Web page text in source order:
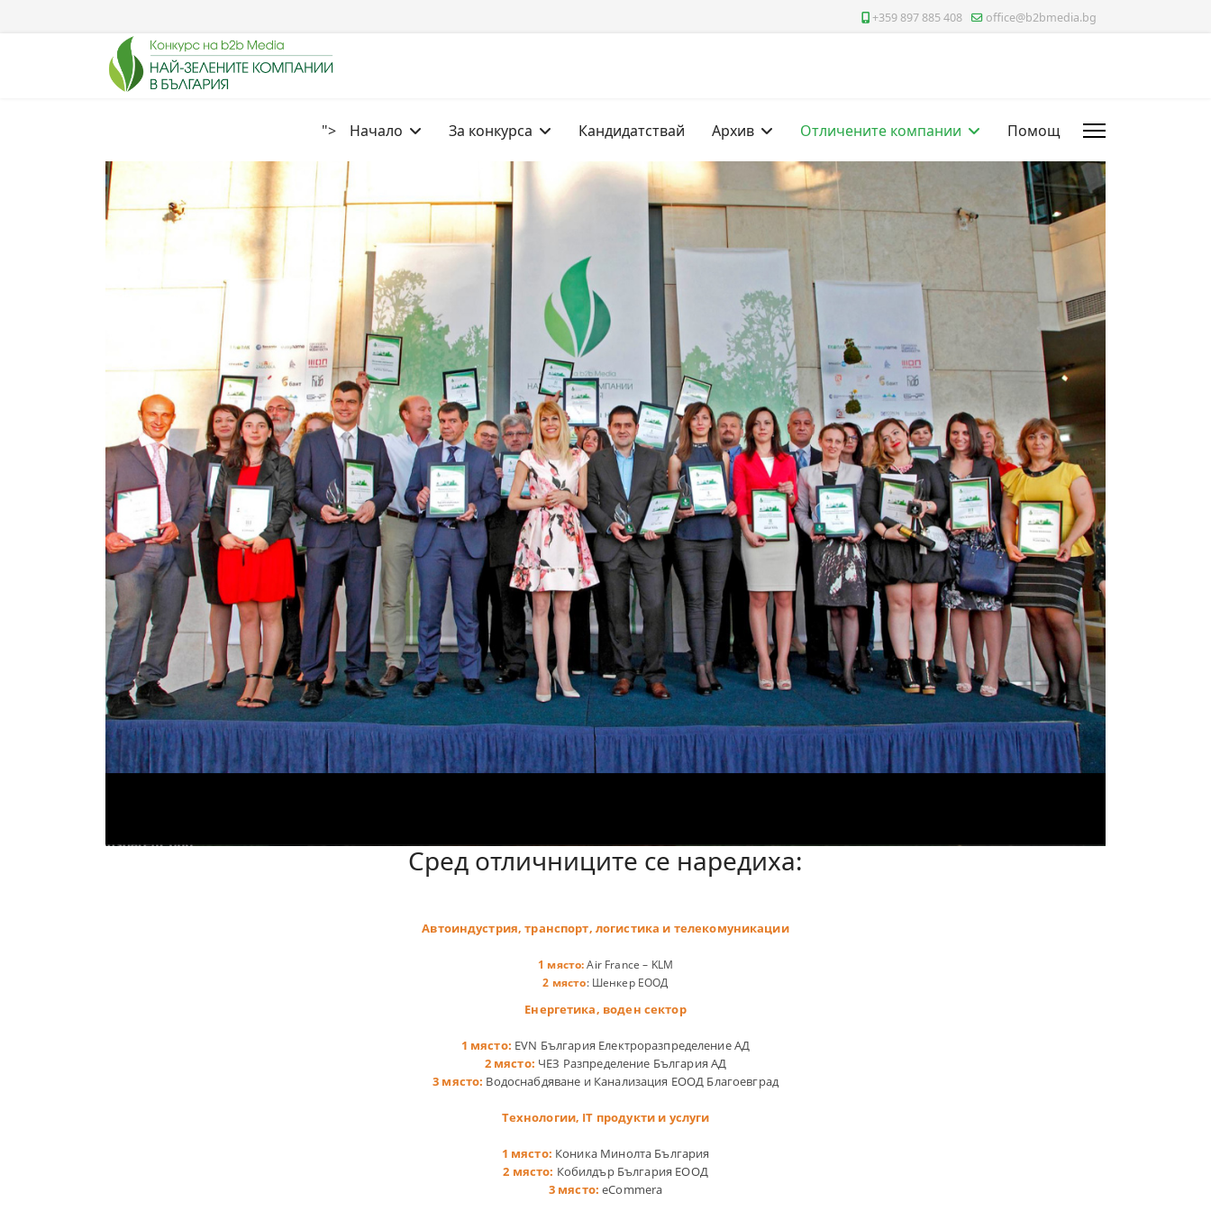
+359 897 885 408 office@b2bmedia.bg
"> Начало За конкурса Кандидатствай Архив Отличените компании Помощ
Сред отличниците се наредиха:
Автоиндустрия, транспорт, логистика и телекомуникации
1 място:Air France – KLM
2 място: Шенкер ЕООД
Енергетика, воден сектор
1 място: EVN България Електроразпределение АД
2 място: ЧЕЗ Разпределение България АД
3 място: Водоснабдяване и Канализация ЕООД Благоевград
Технологии, IT продукти и услуги
1 място: Коника Минолта България
2 място: Кобилдър България ЕООД
3 място: eCommera